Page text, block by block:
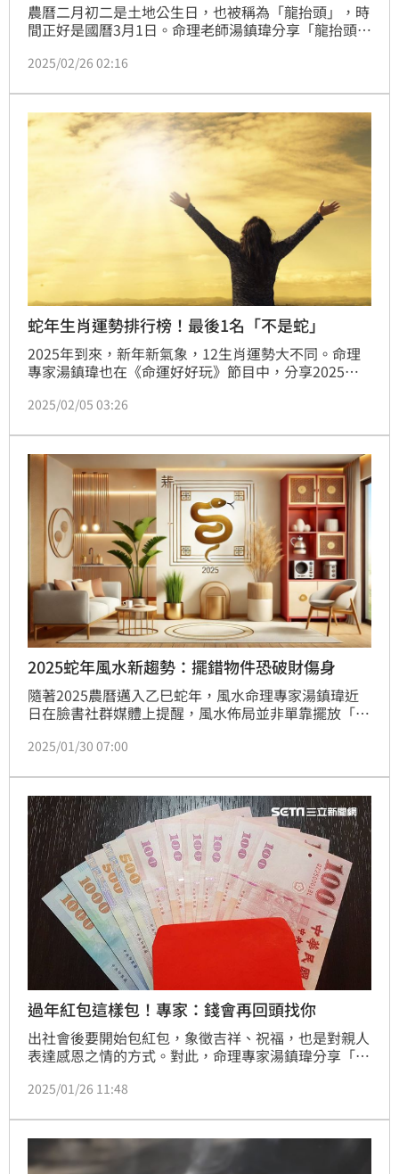
農曆二月初二是土地公生日，也被稱為「龍抬頭」，時
間正好是國曆3月1日。命理老師湯鎮瑋分享「龍抬頭招
庫，一整年好運旺旺來。
2025/02/26 02:16
蛇年生肖運勢排行榜！最後1名「不是蛇」
2025年到來，新年新氣象，12生肖運勢大不同。命理
專家湯鎮瑋也在《命運好好玩》節目中，分享2025年
項。
2025/02/05 03:26
2025蛇年風水新趨勢：擺錯物件恐破財傷身
隨著2025農曆邁入乙巳蛇年，風水命理專家湯鎮瑋近
日在臉書社群媒體上提醒，風水佈局並非單靠擺放「招
調，風水的核心在於環境能量的平衡，而非盲目擺設。
2025/01/30 07:00
過年紅包這樣包！專家：錢會再回頭找你
出社會後要開始包紅包，象徵吉祥、祝福，也是對親人
表達感恩之情的方式。對此，命理專家湯鎮瑋分享「包
而且「錢會再回頭找我」。
2025/01/26 11:48